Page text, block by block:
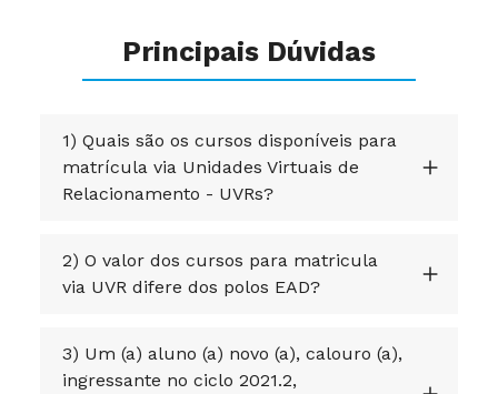
Principais Dúvidas
1) Quais são os cursos disponíveis para
matrícula via Unidades Virtuais de
Relacionamento - UVRs?
2) O valor dos cursos para matricula
via UVR difere dos polos EAD?
3) Um (a) aluno (a) novo (a), calouro (a),
ingressante no ciclo 2021.2,